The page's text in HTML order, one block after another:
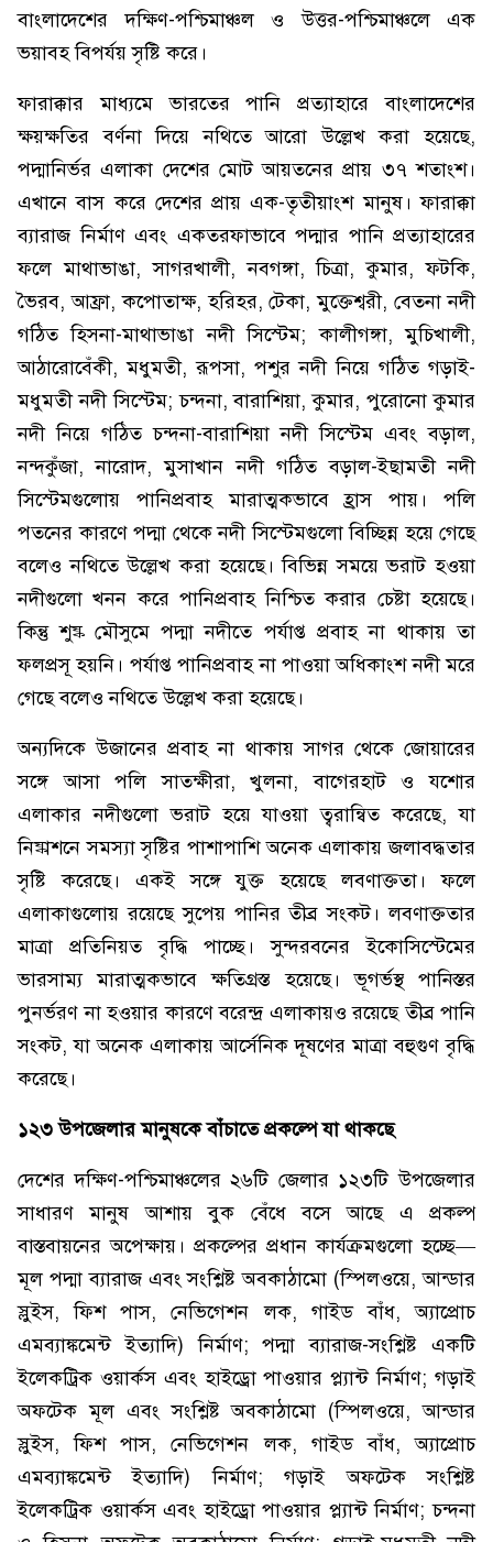
বাংলাদেশের দক্ষিণ-পশ্চিমাঞ্চল ও উত্তর-পশ্চিমাঞ্চলে এক
ভয়াবহ বিপর্যয় সৃষ্টি করে।
ফারাক্কার মাধ্যমে ভারতের পানি প্রত্যাহারে বাংলাদেশের
ক্ষয়ক্ষতির বর্ণনা দিয়ে নথিতে আরো উল্লেখ করা হয়েছে,
পদ্মানির্ভর এলাকা দেশের মোট আয়তনের প্রায় ৩৭ শতাংশ।
এখানে বাস করে দেশের প্রায় এক-তৃতীয়াংশ মানুষ। ফারাক্কা
ব্যারাজ নির্মাণ এবং একতরফাভাবে পদ্মার পানি প্রত্যাহারের
ফলে মাথাভাঙা, সাগরখালী, নবগঙ্গা, চিত্রা, কুমার, ফটকি,
ভৈরব, আফ্রা, কপোতাক্ষ, হরিহর, টেকা, মুক্তেশ্বরী, বেতনা নদী
গঠিত হিসনা-মাথাভাঙা নদী সিস্টেম; কালীগঙ্গা, মুচিখালী,
আঠারোবেঁকী, মধুমতী, রূপসা, পশুর নদী নিয়ে গঠিত গড়াই-
মধুমতী নদী সিস্টেম; চন্দনা, বারাশিয়া, কুমার, পুরোনো কুমার
নদী নিয়ে গঠিত চন্দনা-বারাশিয়া নদী সিস্টেম এবং বড়াল,
নন্দকুঁজা, নারোদ, মুসাখান নদী গঠিত বড়াল-ইছামতী নদী
সিস্টেমগুলোয় পানিপ্রবাহ মারাত্মকভাবে হ্রাস পায়। পলি
পতনের কারণে পদ্মা থেকে নদী সিস্টেমগুলো বিচ্ছিন্ন হয়ে গেছে
বলেও নথিতে উল্লেখ করা হয়েছে। বিভিন্ন সময়ে ভরাট হওয়া
নদীগুলো খনন করে পানিপ্রবাহ নিশ্চিত করার চেষ্টা হয়েছে।
কিন্তু শুষ্ক মৌসুমে পদ্মা নদীতে পর্যাপ্ত প্রবাহ না থাকায় তা
ফলপ্রসূ হয়নি। পর্যাপ্ত পানিপ্রবাহ না পাওয়া অধিকাংশ নদী মরে
গেছে বলেও নথিতে উল্লেখ করা হয়েছে।
অন্যদিকে উজানের প্রবাহ না থাকায় সাগর থেকে জোয়ারের
সঙ্গে আসা পলি সাতক্ষীরা, খুলনা, বাগেরহাট ও যশোর
এলাকার নদীগুলো ভরাট হয়ে যাওয়া ত্বরান্বিত করেছে, যা
নিষ্কাশনে সমস্যা সৃষ্টির পাশাপাশি অনেক এলাকায় জলাবদ্ধতার
সৃষ্টি করেছে। একই সঙ্গে যুক্ত হয়েছে লবণাক্ততা। ফলে
এলাকাগুলোয় রয়েছে সুপেয় পানির তীব্র সংকট। লবণাক্ততার
মাত্রা প্রতিনিয়ত বৃদ্ধি পাচ্ছে। সুন্দরবনের ইকোসিস্টেমের
ভারসাম্য মারাত্মকভাবে ক্ষতিগ্রস্ত হয়েছে। ভূগর্ভস্থ পানিস্তর
পুনর্ভরণ না হওয়ার কারণে বরেন্দ্র এলাকায়ও রয়েছে তীব্র পানি
সংকট, যা অনেক এলাকায় আর্সেনিক দূষণের মাত্রা বহুগুণ বৃদ্ধি
করেছে।
১২৩ উপজেলার মানুষকে বাঁচাতে প্রকল্পে যা থাকছে
দেশের দক্ষিণ-পশ্চিমাঞ্চলের ২৬টি জেলার ১২৩টি উপজেলার
সাধারণ মানুষ আশায় বুক বেঁধে বসে আছে এ প্রকল্প
বাস্তবায়নের অপেক্ষায়। প্রকল্পের প্রধান কার্যক্রমগুলো হচ্ছে—
মূল পদ্মা ব্যারাজ এবং সংশ্লিষ্ট অবকাঠামো (স্পিলওয়ে, আন্ডার
স্লুইস, ফিশ পাস, নেভিগেশন লক, গাইড বাঁধ, অ্যাপ্রোচ
এমব্যাঙ্কমেন্ট ইত্যাদি) নির্মাণ; পদ্মা ব্যারাজ-সংশ্লিষ্ট একটি
ইলেকট্রিক ওয়ার্কস এবং হাইড্রো পাওয়ার প্ল্যান্ট নির্মাণ; গড়াই
অফটেক মূল এবং সংশ্লিষ্ট অবকাঠামো (স্পিলওয়ে, আন্ডার
স্লুইস, ফিশ পাস, নেভিগেশন লক, গাইড বাঁধ, অ্যাপ্রোচ
এমব্যাঙ্কমেন্ট ইত্যাদি) নির্মাণ; গড়াই অফটেক সংশ্লিষ্ট
ইলেকট্রিক ওয়ার্কস এবং হাইড্রো পাওয়ার প্ল্যান্ট নির্মাণ; চন্দনা